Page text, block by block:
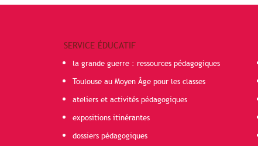
SERVICE ÉDUCATIF
la grande guerre : ressources pédagogiques
Toulouse au Moyen Âge pour les classes
ateliers et activités pédagogiques
expositions itinérantes
dossiers pédagogiques